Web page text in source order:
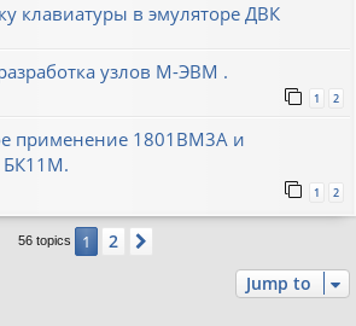
клавиатуры в эмуляторе ДВК
узлов М-ЭВМ .
1 2
применение 1801ВМ3А и
1 2
56 topics 1 2
Jump to